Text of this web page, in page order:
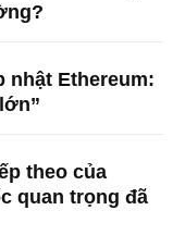
nhật Ethereum:
theo của
quan trọng đã